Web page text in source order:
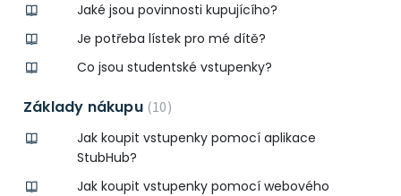
Jaké jsou povinnosti kupujícího?
Je potřeba lístek pro mé dítě?
Co jsou studentské vstupenky?
Základy nákupu 10
Jak koupit vstupenky pomocí aplikace
StubHub?
Jak koupit vstupenky pomocí webového